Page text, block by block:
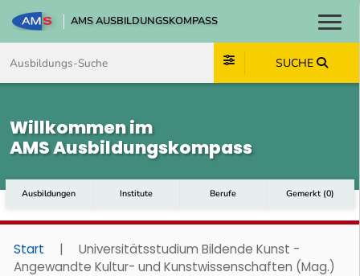
AMS AUSBILDUNGSKOMPASS
SUCHE
Willkommen im
AMS Ausbildungskompass
Ausbildungen Institute Berufe Gemerkt (0)
Start |
Universitätsstudium Bildende Kunst -
Angewandte Kultur- und Kunstwissenschaften (Mag.)